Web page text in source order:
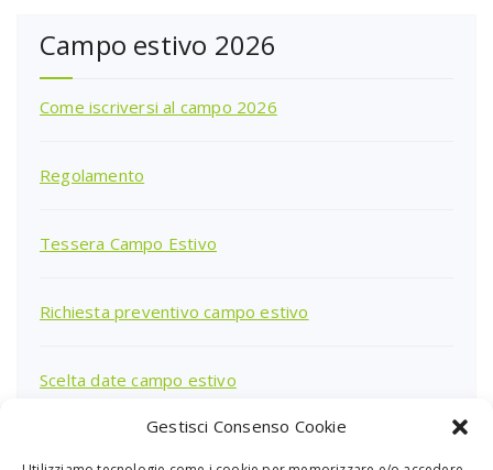
Gestisci Consenso Cookie
Campo estivo 2026
Come iscriversi al campo 2026
Regolamento
Tessera Campo Estivo
Richiesta preventivo campo estivo
Scelta date campo estivo